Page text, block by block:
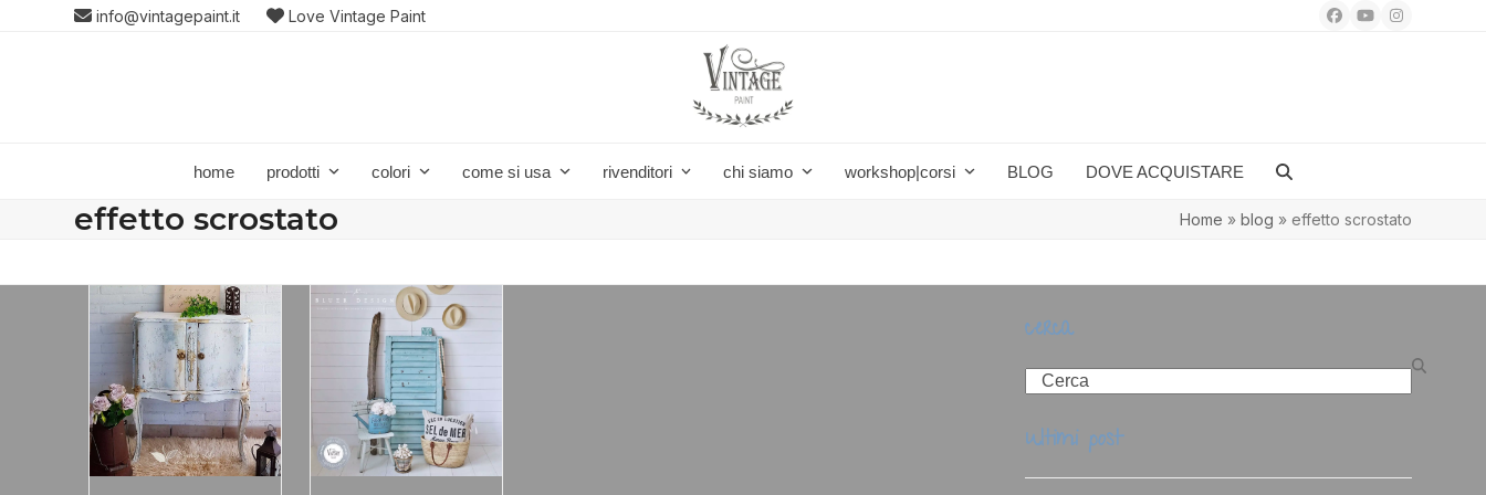
info@vintagepaint.it Love Vintage Paint Facebook
YouTubeInstagram
home prodotti colori come si usa rivenditori chi siamo workshop|corsi BLOG DOVE ACQUISTARE
effetto scrostato Home » blog » effetto scrostato
cerca
Search
ultimi post